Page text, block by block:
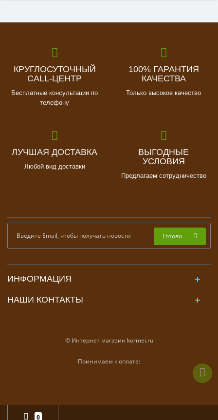
КРУГЛОСУТОЧНЫЙ
CALL-ЦЕНТР
Бесплатные консультации по
телефону
100% ГАРАНТИЯ
КАЧЕСТВА
Только высокое качество
ЛУЧШАЯ ДОСТАВКА
Любой вид доставки
ВЫГОДНЫЕ
УСЛОВИЯ
Предлагаем сотрудничество
Готово
ИНФОРМАЦИЯ
НАШИ КОНТАКТЫ
© Интернет магазин kormei.ru
Принимаем к оплате:
0